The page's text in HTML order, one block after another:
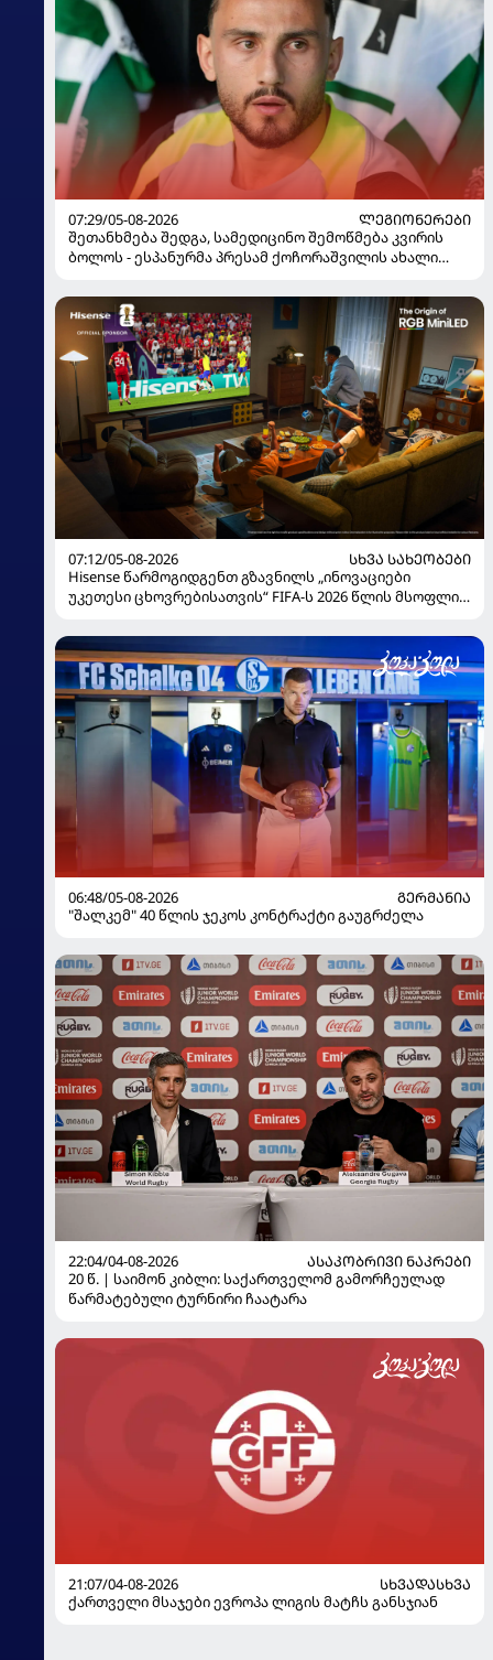
07:29/05-08-2026
ᲚᲔᲒᲘᲝᲜᲔᲠᲔᲑᲘ
შეთანხმება შედგა, სამედიცინო შემოწმება კვირის
ბოლოს - ესპანურმა პრესამ ქოჩორაშვილის ახალი
07:12/05-08-2026
ᲡᲮᲕᲐ ᲡᲐᲮᲔᲝᲑᲔᲑᲘ
Hisense წარმოგიდგენთ გზავნილს „ინოვაციები
უკეთესი ცხოვრებისათვის“ FIFA-ს 2026 წლის მსოფლიო
06:48/05-08-2026
ᲒᲔᲠᲛᲐᲜᲘᲐ
"შალკემ" 40 წლის ჯეკოს კონტრაქტი გაუგრძელა
22:04/04-08-2026
ᲐᲡᲐᲙᲝᲑᲠᲘᲕᲘ ᲜᲐᲙᲠᲔᲑᲘ
20 წ. | საიმონ კიბლი: საქართველომ გამორჩეულად
წარმატებული ტურნირი ჩაატარა
21:07/04-08-2026
ᲡᲮᲕᲐᲓᲐᲡᲮᲕᲐ
ქართველი მსაჯები ევროპა ლიგის მატჩს განსჯიან